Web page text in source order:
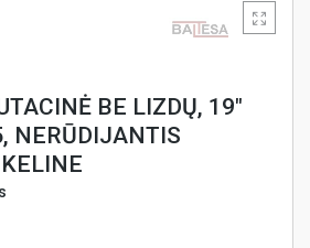
BE LIZDŲ, 19"
NERŪDIJANTIS